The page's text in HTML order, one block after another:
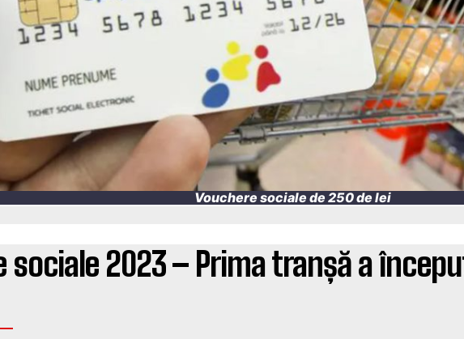
Vouchere sociale de 250 de lei
sociale 2023 – Prima tranșă a